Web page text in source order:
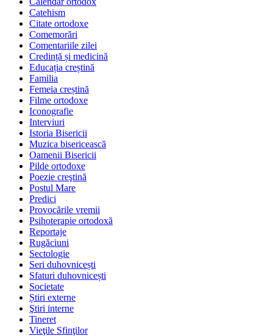
Catehism
Citate ortodoxe
Comemorări
Comentariile zilei
Credință și medicină
Educația creștină
Familia
Femeia creștină
Filme ortodoxe
Iconografie
Interviuri
Istoria Bisericii
Muzica bisericească
Oamenii Bisericii
Pilde ortodoxe
Poezie creştină
Postul Mare
Predici
Provocările vremii
Psihoterapie ortodoxă
Reportaje
Rugăciuni
Sectologie
Seri duhovnicești
Sfaturi duhovnicești
Societate
Știri externe
Ştiri interne
Tineret
Vieţile Sfinţilor